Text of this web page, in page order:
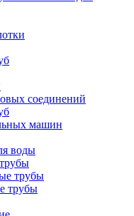
соединений
машин
воды
трубы
трубы